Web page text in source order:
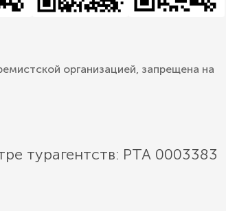
организацией, запрещена на
турагентств: РТА 0003383